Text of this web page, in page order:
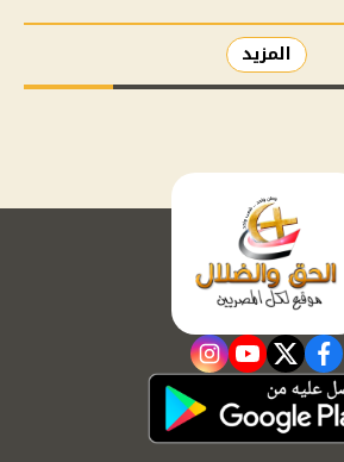
المزيد
facebook
twitter
youtube
instagram